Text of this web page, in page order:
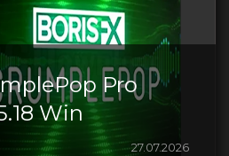
Pro
Win
27.07.2026